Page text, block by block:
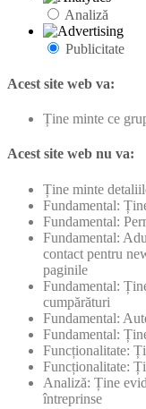
Analiză
Publicitate
Acest site web va:
Ține minte ce
Acest site web nu va:
Ține minte
Fundamental:
Fundamental:
Fundamental:
contact pentru
paginile
Fundamental:
cumpărături
Fundamental:
Fundamental:
Funcționalitate:
Funcționalitate:
Analiză: Ține
întreprinse